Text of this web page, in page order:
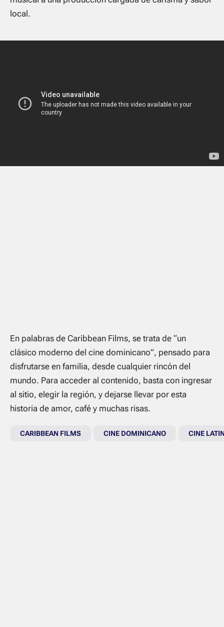
local.
En palabras de Caribbean Films, se trata de “un
clásico moderno del cine dominicano”, pensado para
disfrutarse en familia, desde cualquier rincón del
mundo. Para acceder al contenido, basta con ingresar
al sitio, elegir la región, y dejarse llevar por esta
historia de amor, café y muchas risas.
CARIBBEAN FILMS CINE DOMINICANO CINE